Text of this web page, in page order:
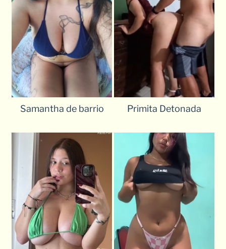
Samantha de barrio Primita Detonada